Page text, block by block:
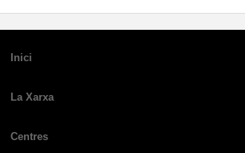
Inici
La Xarxa
Centres